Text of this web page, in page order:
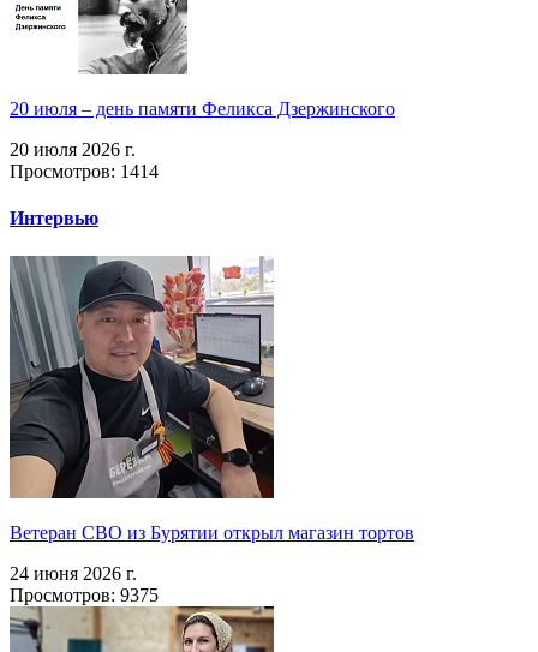
20 июля – день памяти Феликса Дзержинского
20 июля 2026 г.
Просмотров: 1414
Интервью
Ветеран СВО из Бурятии открыл магазин тортов
24 июня 2026 г.
Просмотров: 9375